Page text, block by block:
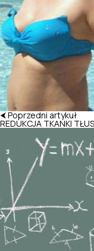
⮜ Poprzedni artykuł
REDUKCJA TKANKI